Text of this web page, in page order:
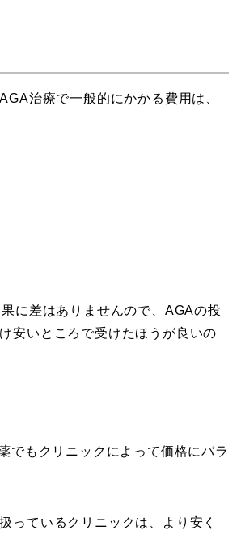
治療で一般的にかかる費用は、
に差はありませんので、AGAの投
安いところで受けたほうが良いの
でもクリニックによって価格にバラ
っているクリニックは、より安く